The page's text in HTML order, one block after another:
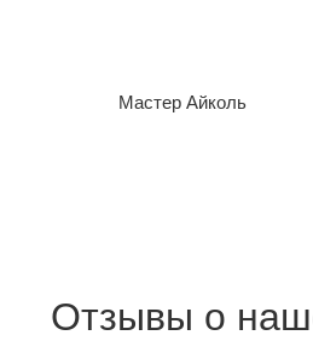
Мастер Айколь
Отзывы о